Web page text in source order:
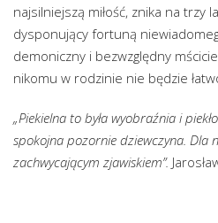
najsilniejszą miłość, znika na trzy
dysponujący fortuną
demoniczny i bezwzględny
nikomu w rodzinie nie będzie
„Piekielna to była wyobraźnia i
spokojna pozornie dziewczyna. Dla
zachwycającym zjawiskiem”.